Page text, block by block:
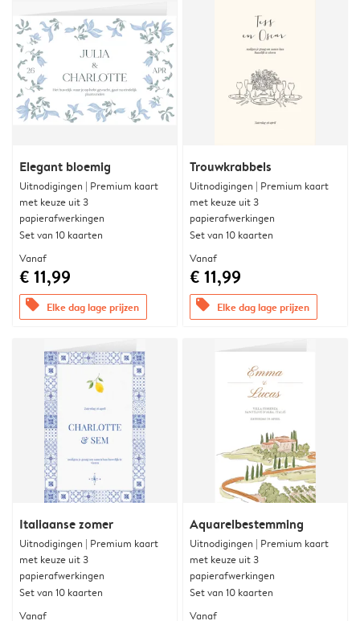
Elegant bloemig
Uitnodigingen | Premium kaart
met keuze uit 3
papierafwerkingen
Set van 10 kaarten
Vanaf
€ 11,99
offers Elke dag lage prijzen
Trouwkrabbels
Uitnodigingen | Premium kaart
met keuze uit 3
papierafwerkingen
Set van 10 kaarten
Vanaf
€ 11,99
offers Elke dag lage prijzen
Italiaanse zomer
Uitnodigingen | Premium kaart
met keuze uit 3
papierafwerkingen
Set van 10 kaarten
Vanaf
Aquarelbestemming
Uitnodigingen | Premium kaart
met keuze uit 3
papierafwerkingen
Set van 10 kaarten
Vanaf